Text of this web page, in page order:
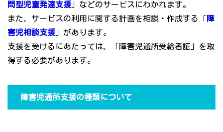
問型児童発達支援 」などのサービスにわかれます。
また、サービスの利用に関する計画を相談・作成する「障
害児相談支援 」があります。
支援を受けるにあたっては、「障害児通所受給者証」を取
得する必要があります。
障害児通所支援の種類について